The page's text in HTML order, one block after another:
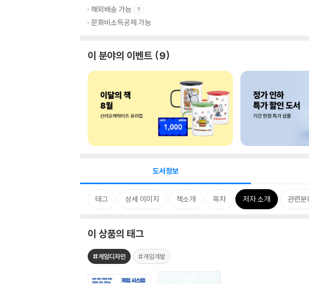
해외배송 가능
문화비소득공제 가능
이 분야의 이벤트 9
도서정보
태그 상세 이미지 책소개 목차 저자 소개 관련분
이 상품의 태그
#게임디자인 #게임개발